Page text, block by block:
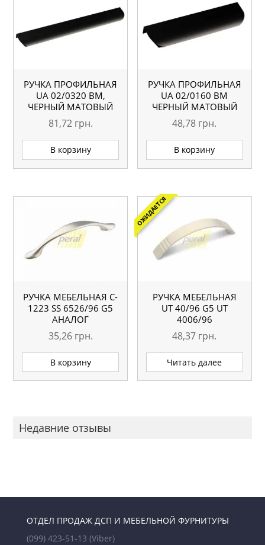
РУЧКА ПРОФИЛЬНАЯ
UA 02/0320 BM,
ЧЕРНЫЙ МАТОВЫЙ
81,72 грн.
В корзину
РУЧКА ПРОФИЛЬНАЯ
UA 02/0160 BM
ЧЕРНЫЙ МАТОВЫЙ
48,78 грн.
В корзину
РУЧКА МЕБЕЛЬНАЯ C-
1223 SS 6526/96 G5
АНАЛОГ
35,26 грн.
В корзину
ОЖИДАЕТСЯ
РУЧКА МЕБЕЛЬНАЯ
UТ 40/96 G5 UT
4006/96
48,37 грн.
Читать далее
Недавние отзывы
ОТДЕЛ ПРОДАЖ ДСП И МЕБЕЛЬНОЙ ФУРНИТУРЫ
(099) 423-51-13 (Viber)